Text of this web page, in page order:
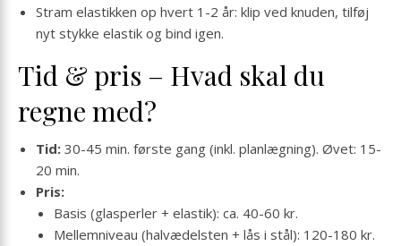
Stram elastikken op hvert 1-2 år: klip ved knuden, tilføj
nyt stykke elastik og bind igen.
Tid & pris – Hvad skal du
regne med?
Tid: 30-45 min. første gang (inkl. planlægning). Øvet: 15-
20 min.
Pris:
Basis (glasperler + elastik): ca. 40-60 kr.
Mellemniveau (halvædelsten + lås i stål): 120-180 kr.